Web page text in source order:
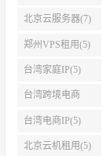
北京云服务器(7)
郑州VPS租用(5)
台湾家庭IP(5)
台湾跨境电商
IP(5)
台湾电商IP(5)
北京云机租用(5)